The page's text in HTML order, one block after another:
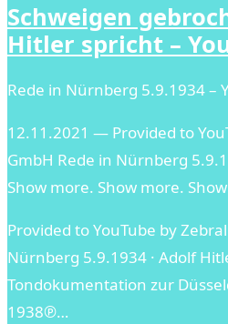
Schweigen
Hitler spricht –
Rede in Nürnberg 5.9.1934 –
12.11.2021 — Provided to
GmbH Rede in Nürnberg
Show more. Show more.
Provided to YouTube by
Nürnberg 5.9.1934 · Adolf
Tondokumentation zur
1938℗…